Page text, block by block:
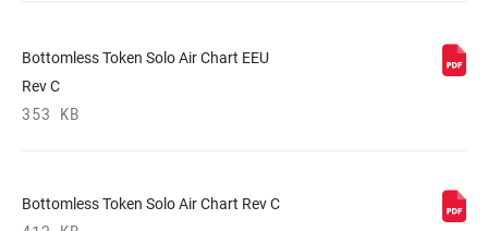
VOLUMENREDUZIERER 0 Tokens
Bottomless Token Solo Air Chart EEU
Rev C
353 KB
Bottomless Token Solo Air Chart Rev C